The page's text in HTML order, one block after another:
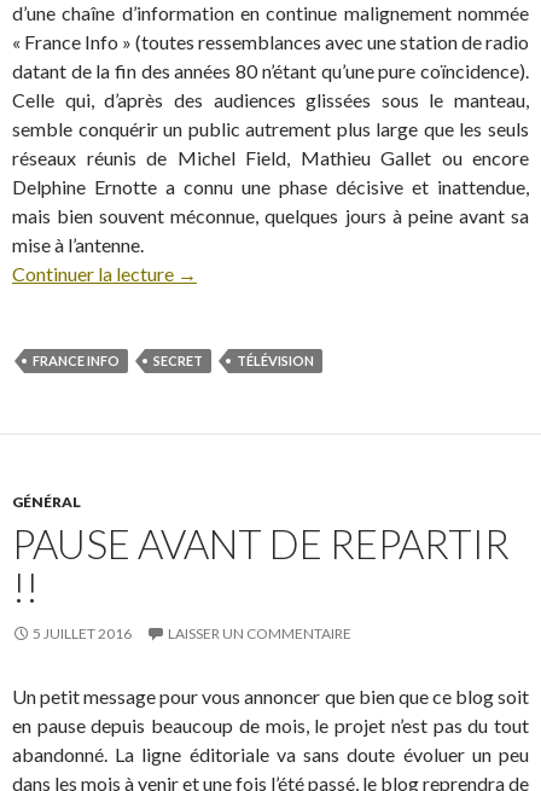
d’une chaîne d’information en continue malignement nommée
« France Info » (toutes ressemblances avec une station de radio
datant de la fin des années 80 n’étant qu’une pure coïncidence).
Celle qui, d’après des audiences glissées sous le manteau,
semble conquérir un public autrement plus large que les seuls
réseaux réunis de Michel Field, Mathieu Gallet ou encore
Delphine Ernotte a connu une phase décisive et inattendue,
mais bien souvent méconnue, quelques jours à peine avant sa
mise à l’antenne.
Continuer la lecture →
FRANCE INFO SECRET TÉLÉVISION
GÉNÉRAL
PAUSE AVANT DE REPARTIR
!!
5 JUILLET 2016 LAISSER UN COMMENTAIRE
Un petit message pour vous annoncer que bien que ce blog soit
en pause depuis beaucoup de mois, le projet n’est pas du tout
abandonné. La ligne éditoriale va sans doute évoluer un peu
dans les mois à venir et une fois l’été passé, le blog reprendra de